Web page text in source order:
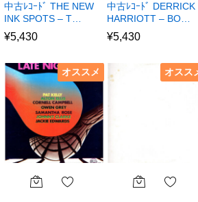
中古ﾚｺｰﾄﾞ THE NEW
INK SPOTS – T…
¥5,430
中古ﾚｺｰﾄﾞ DERRICK
HARRIOTT – BO…
¥5,430
オススメ オスス